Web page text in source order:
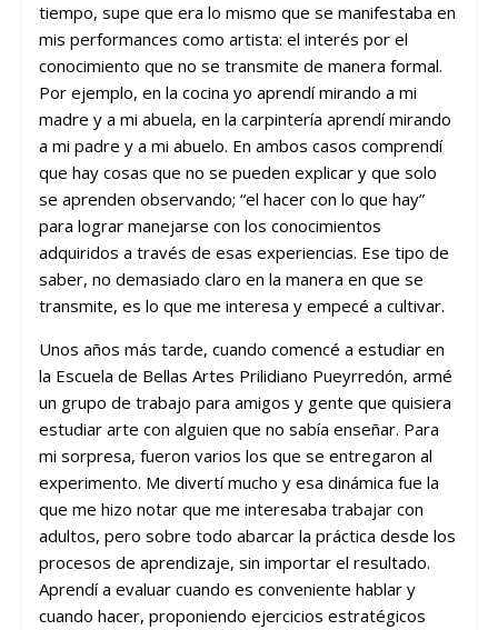
tiempo, supe que era lo mismo que se manifestaba en
mis performances como artista: el interés por el
conocimiento que no se transmite de manera formal.
Por ejemplo, en la cocina yo aprendí mirando a mi
madre y a mi abuela, en la carpintería aprendí mirando
a mi padre y a mi abuelo. En ambos casos comprendí
que hay cosas que no se pueden explicar y que solo
se aprenden observando; “el hacer con lo que hay”
para lograr manejarse con los conocimientos
adquiridos a través de esas experiencias. Ese tipo de
saber, no demasiado claro en la manera en que se
transmite, es lo que me interesa y empecé a cultivar.
Unos años más tarde, cuando comencé a estudiar en
la Escuela de Bellas Artes Prilidiano Pueyrredón, armé
un grupo de trabajo para amigos y gente que quisiera
estudiar arte con alguien que no sabía enseñar. Para
mi sorpresa, fueron varios los que se entregaron al
experimento. Me divertí mucho y esa dinámica fue la
que me hizo notar que me interesaba trabajar con
adultos, pero sobre todo abarcar la práctica desde los
procesos de aprendizaje, sin importar el resultado.
Aprendí a evaluar cuando es conveniente hablar y
cuando hacer, proponiendo ejercicios estratégicos